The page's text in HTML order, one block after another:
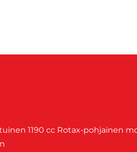
1190 cc Rotax-pohjainen